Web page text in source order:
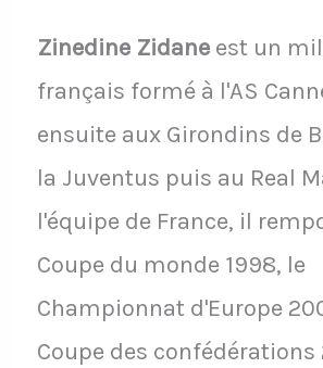
Zinedine Zidaneest un
français formé à l'AS
ensuite aux Girondins de
la Juventus puis au Real
l'équipe de France, il
Coupe du monde 1998, le
Championnat d'Europe
Coupe des confédérations